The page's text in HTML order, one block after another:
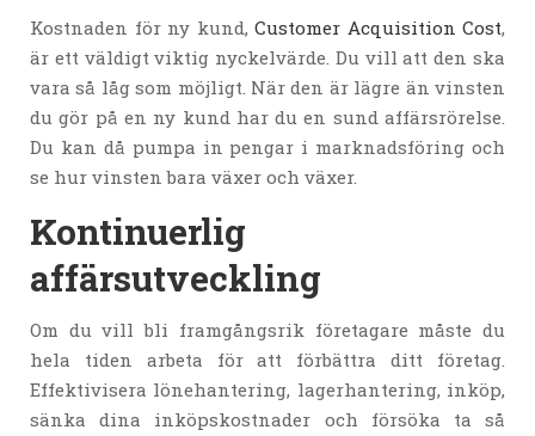
Kostnaden för ny kund, Customer Acquisition Cost,
är ett väldigt viktig nyckelvärde. Du vill att den ska
vara så låg som möjligt. När den är lägre än vinsten
du gör på en ny kund har du en sund affärsrörelse.
Du kan då pumpa in pengar i marknadsföring och
se hur vinsten bara växer och växer.
Kontinuerlig
affärsutveckling
Om du vill bli framgångsrik företagare måste du
hela tiden arbeta för att förbättra ditt företag.
Effektivisera lönehantering, lagerhantering, inköp,
sänka dina inköpskostnader och försöka ta så